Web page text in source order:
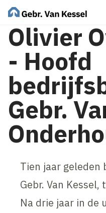
Olivier
- Hoofd
Gebr.
Tien jaar geleden
Gebr. Van
Na drie jaar in de